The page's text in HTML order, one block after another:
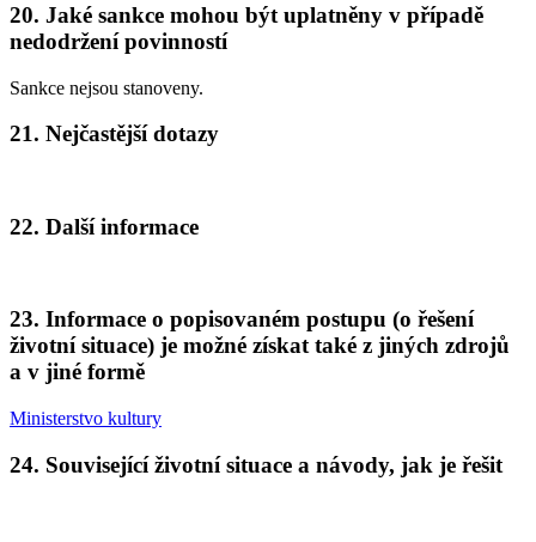
20. Jaké sankce mohou být uplatněny v případě
nedodržení povinností
Sankce nejsou stanoveny.
21. Nejčastější dotazy
22. Další informace
23. Informace o popisovaném postupu (o řešení
životní situace) je možné získat také z jiných zdrojů
a v jiné formě
Ministerstvo kultury
24. Související životní situace a návody, jak je řešit